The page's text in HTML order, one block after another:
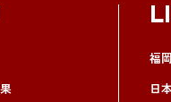
福
日